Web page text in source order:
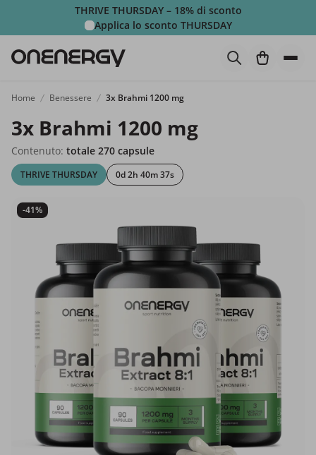
THRIVE THURSDAY – 18% di sconto
Applica lo sconto THURSDAY
Home Benessere 3x Brahmi 1200 mg
3x Brahmi 1200 mg
Contenuto: totale 270 capsule
THRIVE THURSDAY 0d 2h 40m 36s
-41%